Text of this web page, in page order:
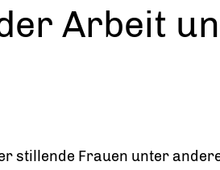
Arbeit
stillende Frauen unter